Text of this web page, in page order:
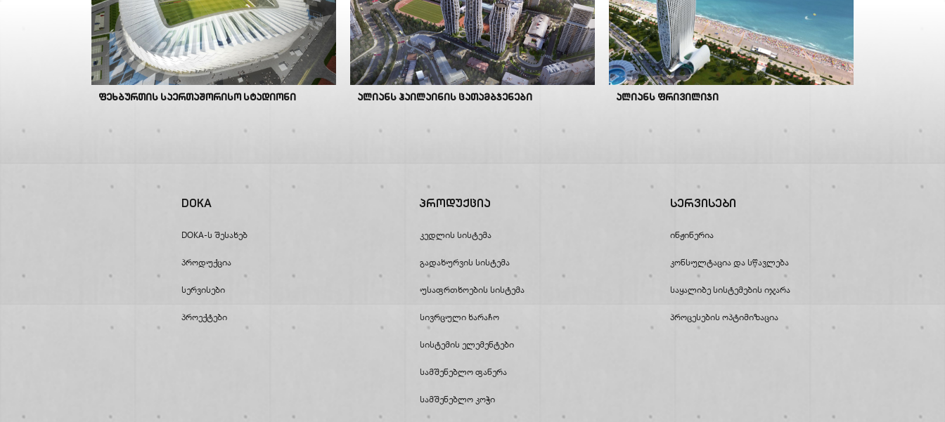
ფეხბურთის საერთაშორისო სტადიონი ალიანს ჰაილაინის ცათამბჯენები ალიანს ფრივილიჯი
DOKA
DOKA-Ს Შესახებ
Პროდუქცია
Სერვისები
Პროექტები
Პროდუქცია
Კედლის Სისტემა
Გადახურვის Სისტემა
Უსაფრთხოების Სისტემა
Სივრცული Ხარაჩო
Სისტემის Ელემენტები
Სამშენებლო Ფანერა
Სამშენებლო Კოჭი
Სერვისები
Ინჟინერია
Კონსულტაცია Და Სწავლება
Საყალიბე Სისტემების Იჯარა
Პროცესების Ოპტიმიზაცია